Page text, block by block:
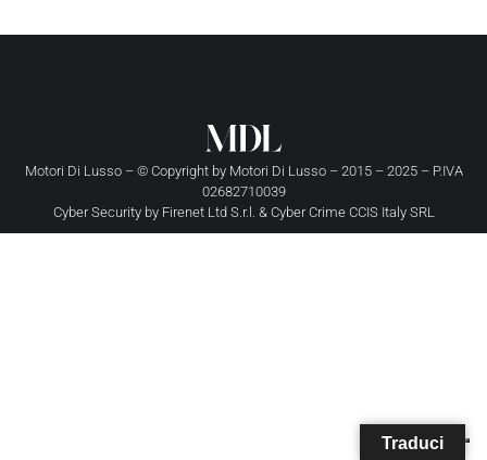
Motori Di Lusso – © Copyright by Motori Di Lusso– 2015 – 2025 – P.IVA
02682710039
Cyber Security by Firenet Ltd S.r.l. & Cyber Crime CCIS Italy SRL
Traduci